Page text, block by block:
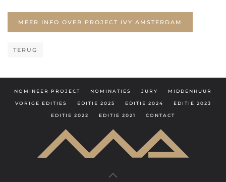
MEER INFO OVER PROJECT IVY AMSTERDAM
TERUG
NOMINEER PROJECT NOMINATIES JURY MIDDENHUUR
VORIGE EDITIES EDITIE 2025 EDITIE 2024 EDITIE 2023
EDITIE 2022 EDITIE 2021 CONTACT